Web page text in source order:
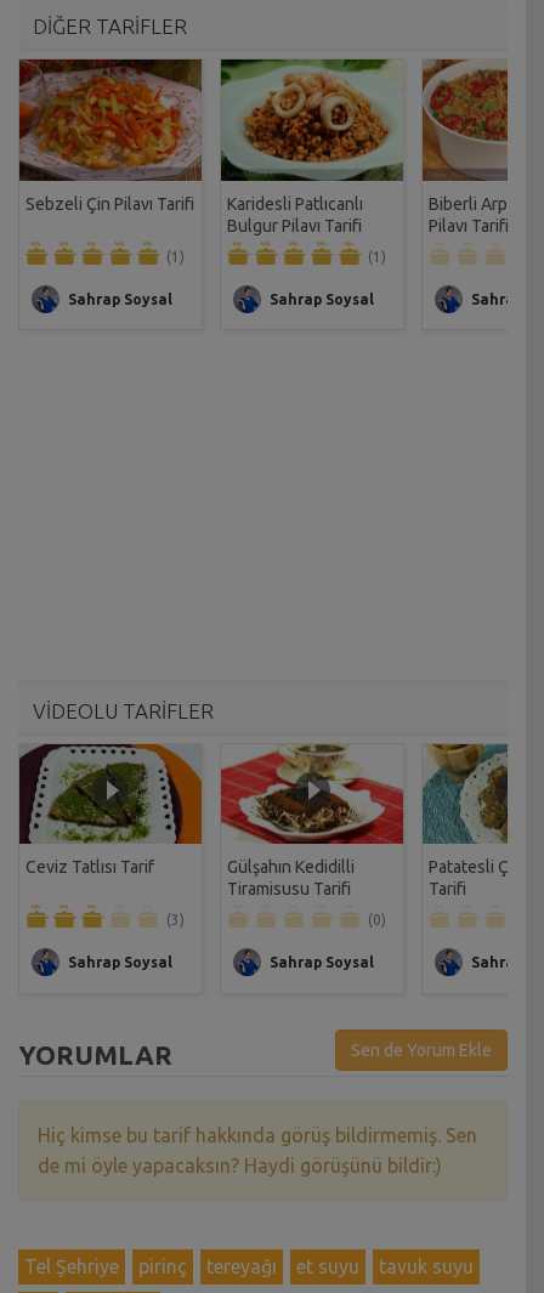
DİĞER TARİFLER
Sebzeli Çin Pilavı Tarifi
(1)
Sahrap Soysal
Karidesli Patlıcanlı
Bulgur Pilavı Tarifi
(1)
Sahrap Soysal
Biberli Arpa
Pilavı Tarifi
Sahrap
VİDEOLU TARİFLER
Ceviz Tatlısı Tarif
(3)
Sahrap Soysal
Gülşahın Kedidilli
Tiramisusu Tarifi
(0)
Sahrap Soysal
Patatesli Çıtır
Tarifi
Sahrap
YORUMLAR Sen de Yorum Ekle
Hiç kimse bu tarif hakkında görüş bildirmemiş. Sen
de mi öyle yapacaksın? Haydi görüşünü bildir:)
Tel Şehriye pirinç tereyağı et suyu
tavuk suyu